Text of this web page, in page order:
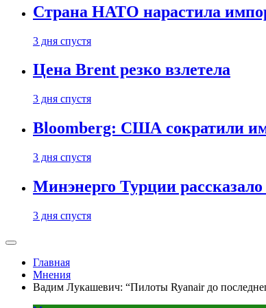
Страна НАТО нарастила
3 дня спустя
Цена Brent резко взлетела
3 дня спустя
Bloomberg: США сократили
3 дня спустя
Минэнерго Турции
3 дня спустя
Главная
Мнения
Вадим Лукашевич: “Пилоты Ryanair до